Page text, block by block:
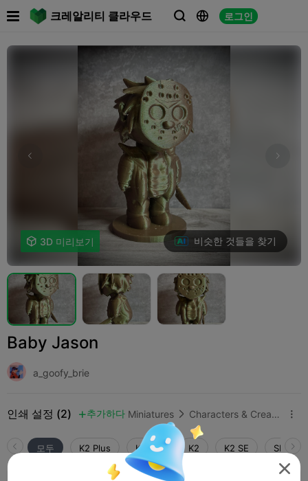
크레알리티 클라우드   로그인
 
 3D 미리보기 비슷한 것들을 찾기
Baby Jason
a_goofy_brie
인쇄 설정 (2)  추가하다 Miniatures  Characters & Creatures 
모두 K2 Plus K2 Pro K2 K2 SE
